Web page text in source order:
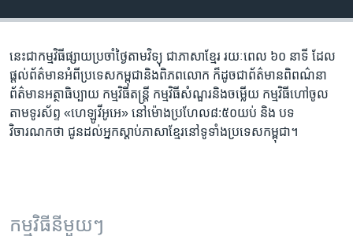
ស្វែង​
ភាសា
នេះ​ជា​កម្ម​វិធី​ផ្សាយ​ប្រចាំ​ថ្ងៃ​តាម​វិទ្យុ ​ជាភាសា​ខ្មែរ​ រយៈ​ពេល​ ៦០​ នាទី ដែល​
ផ្តល់​ព័ត៌មាន​អំពី​ប្រទេស​កម្ពុជា​និង​ពិភព​លោក ​ក៏ដូច​ជា​ព័ត៌មាន​ពិពណ៌នា
ព័ត៌មាន​អត្ថាធិប្បាយ​ កម្ម​វិធី​តន្ត្រី ​កម្មវិធី​​សំណួរ​និង​ចម្លើយ​ កម្ម​វិធី​ហៅ​ចូល​
តាម​ទូរ​ស័ព្ទ «ហេឡូវីអូអេ» នៅ​ម៉ោង​​ប្រហែល​៨:៥០​យប់ ​និង បទ​
វិចារណកថា​ ជូន​ដល់​អ្នក​ស្តាប់​ភាសា​ខ្មែរ​នៅ​ទូទាំង​ប្រទេស​កម្ពុជា។
កម្មវិធី​នីមួយៗ